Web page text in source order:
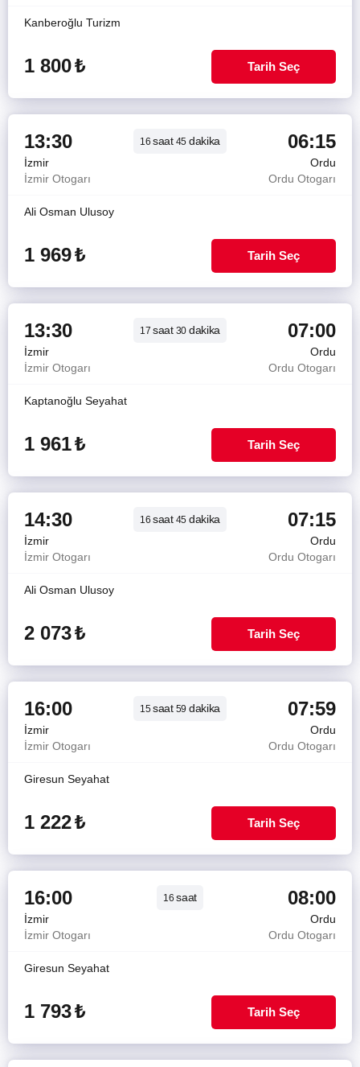
Kanberoğlu Turizm
1 800₺ Tarih Seç
13:30 16saat45 dakika 06:15
İzmir
Ordu
İzmir Otogarı
Ordu Otogarı
Ali Osman Ulusoy
1 969₺ Tarih Seç
13:30 17saat30 dakika 07:00
İzmir
Ordu
İzmir Otogarı
Ordu Otogarı
Kaptanoğlu Seyahat
1 961₺ Tarih Seç
14:30 16saat45 dakika 07:15
İzmir
Ordu
İzmir Otogarı
Ordu Otogarı
Ali Osman Ulusoy
2 073₺ Tarih Seç
16:00 15saat59 dakika 07:59
İzmir
Ordu
İzmir Otogarı
Ordu Otogarı
Giresun Seyahat
1 222₺ Tarih Seç
16:00 16saat 08:00
İzmir
Ordu
İzmir Otogarı
Ordu Otogarı
Giresun Seyahat
1 793₺ Tarih Seç